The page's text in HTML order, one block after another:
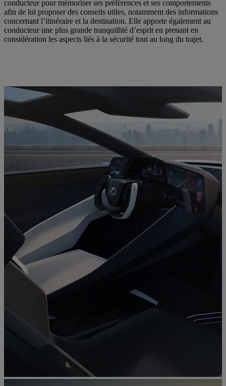
conducteur pour mémoriser ses préférences et ses comportements
afin de lui proposer des conseils utiles, notamment des informations
concernant l’itinéraire et la destination. Elle apporte également au
conducteur une plus grande tranquillité d’esprit en prenant en
considération les aspects liés à la sécurité tout au long du trajet.